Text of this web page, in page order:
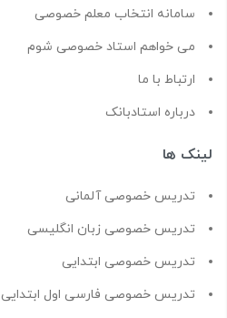
سامانه انتخاب معلم خصوصی
می خواهم استاد خصوصی شوم
ارتباط با ما
درباره استادبانک
لینک ها
تدریس خصوصی آلمانی
تدریس خصوصی زبان انگلیسی
تدریس خصوصی ابتدایی
تدریس خصوصی فارسی اول ابتدایی